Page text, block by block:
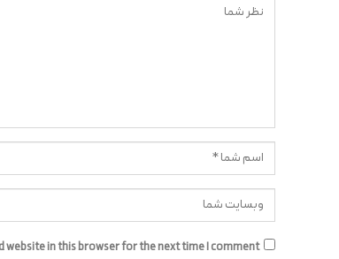
website in this browser for the next time I comment.